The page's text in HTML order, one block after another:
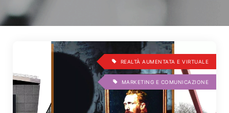
REALTÀ AUMENTATA E VIRTUALE
MARKETING E COMUNICAZIONE